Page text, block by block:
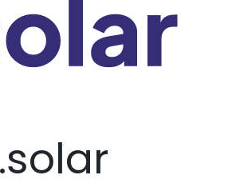
.solar